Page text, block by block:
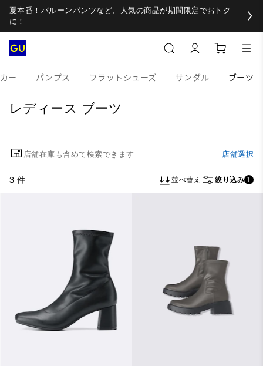
夏本番！バルーンパンツなど、人気の商品が期間限定でおトク
に！
ー パンプス フラットシューズ サンダル ブーツ
レディース ブーツ
店舗在庫も含めて検索できます 店舗選択
3 件 並べ替え 絞り込み 1